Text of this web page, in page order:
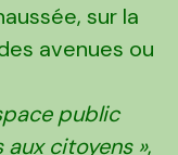
sur la
avenues ou
public
aux citoyens »,